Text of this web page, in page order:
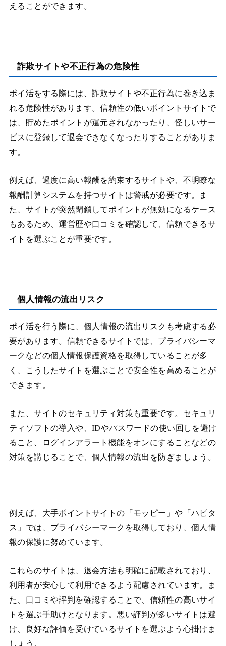
えることができます。
詐欺サイトや不正行為の危険性
ポイ活をする際には、詐欺サイトや不正行為に巻き込ま
れる危険性があります。信頼性の低いポイントサイトで
は、貯めたポイントが還元されなかったり、怪しいサー
ビスに登録して退会できなくなったりすることがありま
す。
例えば、過度に高い報酬を約束するサイトや、不明瞭な
報酬計算システムを持つサイトは警戒が必要です。ま
た、サイトが突然閉鎖してポイントが無効になるケース
もあるため、運営歴や口コミを確認して、信頼できるサ
イトを選ぶことが重要です。
個人情報の流出リスク
ポイ活を行う際に、個人情報の流出リスクも考慮する必
要があります。信頼できるサイトでは、プライバシーマ
ークなどの個人情報保護資格を取得していることが多
く、こうしたサイトを選ぶことで安全性を高めることが
できます。
また、サイトのセキュリティ対策も重要です。セキュリ
ティソフトの導入や、IDやパスワードの使い回しを避け
ること、ログインアラート機能をオンにすることなどの
対策を講じることで、個人情報の流出を防ぎましょう。
例えば、大手ポイントサイトの「モッピー」や「ハピタ
ス」では、プライバシーマークを取得しており、個人情
報の保護に努めています。
これらのサイトは、退会方法も明確に記載されており、
利用者が安心して利用できるよう配慮されています。ま
た、口コミや評判を確認することで、信頼性の高いサイ
トを選ぶ手助けとなります。悪い評判が多いサイトは避
け、良好な評価を受けているサイトを選ぶよう心掛けま
しょう。